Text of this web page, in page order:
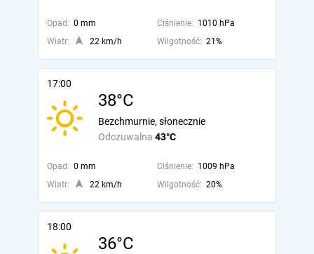
Opad: 0 mm Ciśnienie: 1010 hPa
Wiatr:
22 km/h Wilgotność: 21%
17:00
38°C
Odczuwalna 43°C
Bezchmurnie, słonecznie
Opad: 0 mm Ciśnienie: 1009 hPa
Wiatr:
22 km/h Wilgotność: 20%
18:00
36°C